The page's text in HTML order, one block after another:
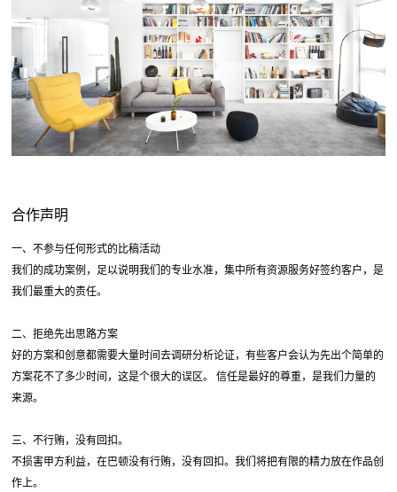
合作声明
一、不参与任何形式的比稿活动
我们的成功案例，足以说明我们的专业水准，集中所有资源服务好签约客户，是
我们最重大的责任。
二、拒绝先出思路方案
好的方案和创意都需要大量时间去调研分析论证，有些客户会认为先出个简单的
方案花不了多少时间，这是个很大的误区。 信任是最好的尊重，是我们力量的
来源。
三、不行贿，没有回扣。
不损害甲方利益，在巴顿没有行贿，没有回扣。我们将把有限的精力放在作品创
作上。